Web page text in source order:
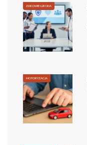
ZDROWIE I URODA
MOTORYZACJA